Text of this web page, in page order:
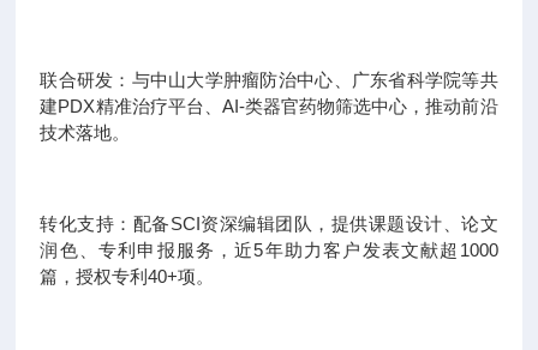
联合研发：与中山大学肿瘤防治中心、广东省科学院等共
建PDX精准治疗平台、AI-类器官药物筛选中心，推动前沿
技术落地。
转化支持：配备SCI资深编辑团队，提供课题设计、论文
润色、专利申报服务，近5年助力客户发表文献超1000
篇，授权专利40+项。